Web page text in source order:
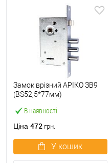
В наявності
Замок врізний АРІКО ЗВ9
(BS52,5*77мм)
Ціна 472 грн.
У кошик